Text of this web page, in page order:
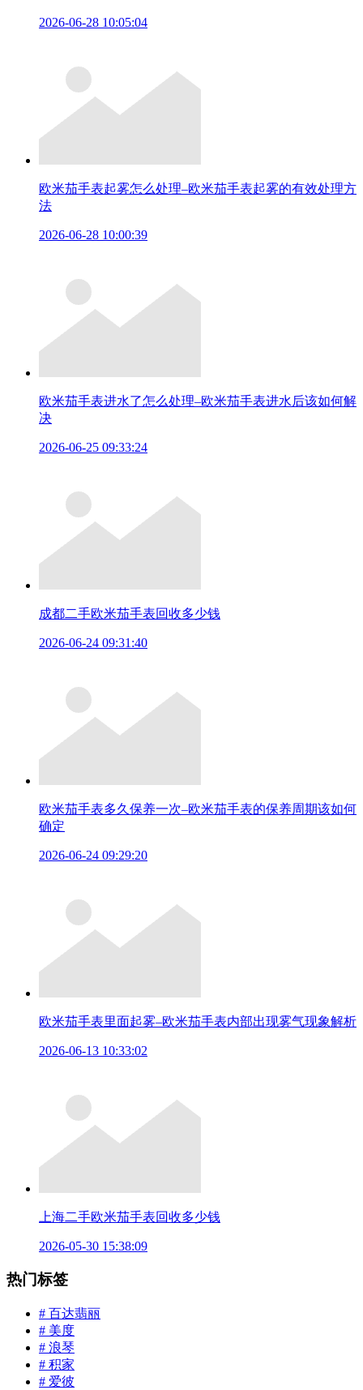
2026-06-28 10:05:04
欧米茄手表起雾怎么处理–欧米茄手表起雾的有效处理方
法
2026-06-28 10:00:39
欧米茄手表进水了怎么处理–欧米茄手表进水后该如何解
决
2026-06-25 09:33:24
成都二手欧米茄手表回收多少钱
2026-06-24 09:31:40
欧米茄手表多久保养一次–欧米茄手表的保养周期该如何
确定
2026-06-24 09:29:20
欧米茄手表里面起雾–欧米茄手表内部出现雾气现象解析
2026-06-13 10:33:02
上海二手欧米茄手表回收多少钱
2026-05-30 15:38:09
热门标签
# 百达翡丽
# 美度
# 浪琴
# 积家
# 爱彼